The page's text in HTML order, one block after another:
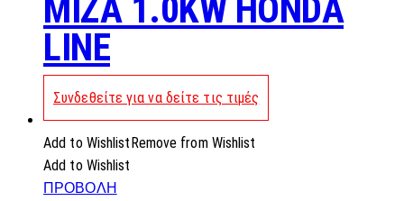
MIZA 1.0KW HONDA
LINE
Συνδεθείτε για να δείτε τις τιμές
Add to WishlistRemove from Wishlist
Add to Wishlist
ΠΡΟΒΟΛΗ